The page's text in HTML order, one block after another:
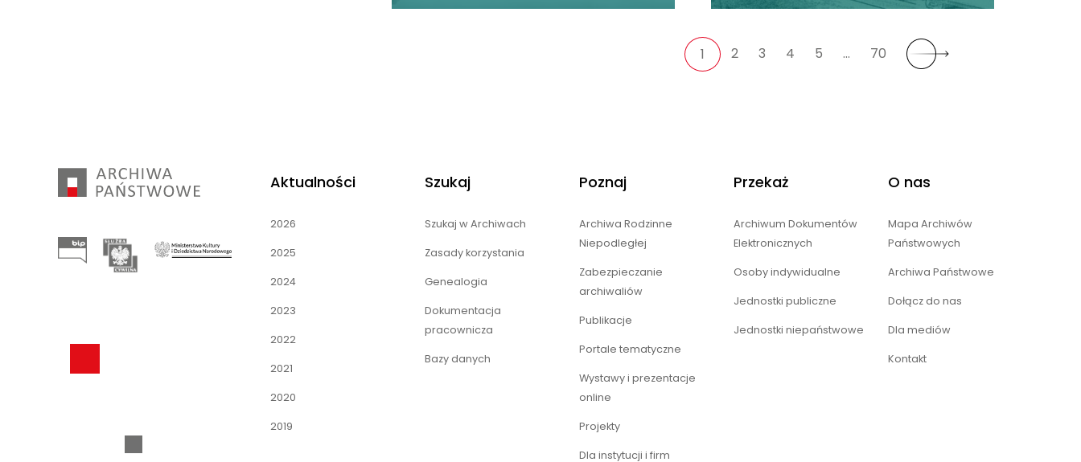
1 2 3 4 5 … 70
Aktualności
2026
2025
2024
2023
2022
2021
2020
2019
Szukaj
Szukaj w Archiwach
Zasady korzystania
Genealogia
Dokumentacja
pracownicza
Bazy danych
Poznaj
Archiwa Rodzinne
Niepodległej
Zabezpieczanie
archiwaliów
Publikacje
Portale tematyczne
Wystawy i prezentacje
online
Projekty
Dla instytucji i firm
Przekaż
Archiwum Dokumentów
Elektronicznych
Osoby indywidualne
Jednostki publiczne
Jednostki niepaństwowe
O nas
Mapa Archiwów
Państwowych
Archiwa Państwowe
Dołącz do nas
Dla mediów
Kontakt